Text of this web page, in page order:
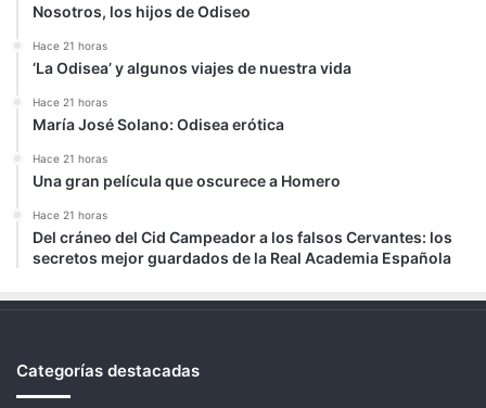
Nosotros, los hijos de Odiseo
Hace 21 horas
‘La Odisea’ y algunos viajes de nuestra vida
Hace 21 horas
María José Solano: Odisea erótica
Hace 21 horas
Una gran película que oscurece a Homero
Hace 21 horas
Del cráneo del Cid Campeador a los falsos Cervantes: los
secretos mejor guardados de la Real Academia Española
Categorías destacadas